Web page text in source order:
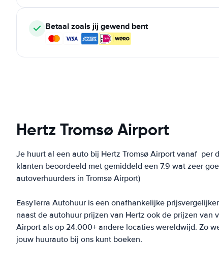
Betaal zoals jij gewend bent
Hertz Tromsø Airport
Je huurt al een auto bij Hertz Tromsø Airport vanaf per
klanten beoordeeld met gemiddeld een 7.9 wat zeer
autoverhuurders in Tromsø Airport)
EasyTerra Autohuur is een onafhankelijke
naast de autohuur prijzen van Hertz ook de prijzen van
Airport als op 24.000+ andere locaties wereldwijd. Zo
jouw huurauto bij ons kunt boeken.